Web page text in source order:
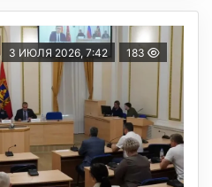
3 ИЮЛЯ 2026, 7:42 183